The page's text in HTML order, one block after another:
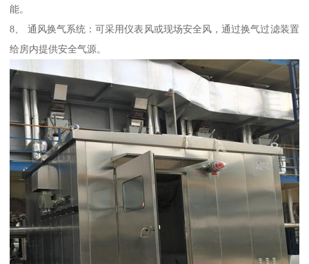
能。
8、 通风换气系统：可采用仪表风或现场安全风，通过换气过滤装置
给房内提供安全气源。